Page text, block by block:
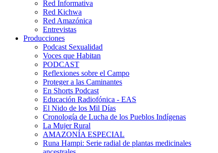
Red Informativa
Red Kichwa
Red Amazónica
Entrevistas
Producciones
Podcast Sexualidad
Voces que Habitan
PODCAST
Reflexiones sobre el Campo
Proteger a las Caminantes
En Shorts Podcast
Educación Radiofónica - EAS
El Nido de los Mil Días
Cronología de Lucha de los Pueblos Indígenas
La Mujer Rural
AMAZONÍA ESPECIAL
Runa Hampi: Serie radial de plantas medicinales